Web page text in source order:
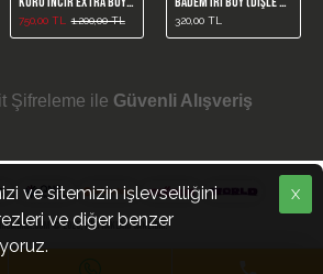
750,00 TL 1.200,00 TL 320,00 TL
Şifreleme ile Güvenli Alışveriş
© 2025, Tüm Hakları Saklıdır.
X
ve sitemizin işlevselliğini
ve diğer benzer